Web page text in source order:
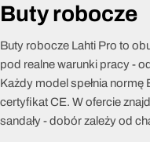
Buty robocze
Buty robocze Lahti Pro to
pod realne warunki pracy -
Każdy model spełnia
certyfikat CE. W ofercie
sandały - dobór zależy od